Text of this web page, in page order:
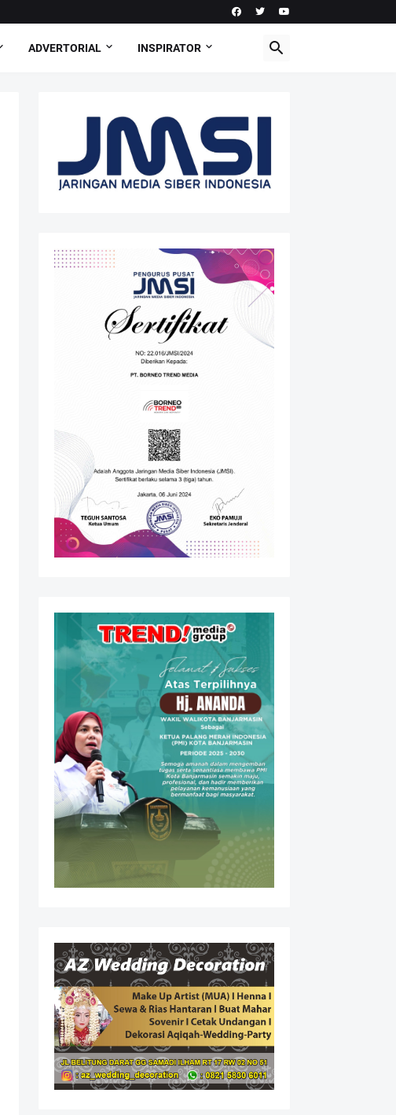
ADVERTORIAL INSPIRATOR